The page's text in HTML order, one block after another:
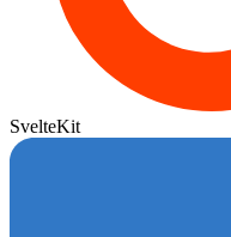
SvelteKit